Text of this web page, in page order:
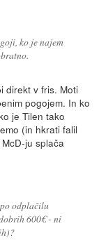
ko je najem
direkt v fris. Moti
pogojem. In ko
je Tilen tako
(in hkrati falil
ju splača
odplačilu
600€ - ni